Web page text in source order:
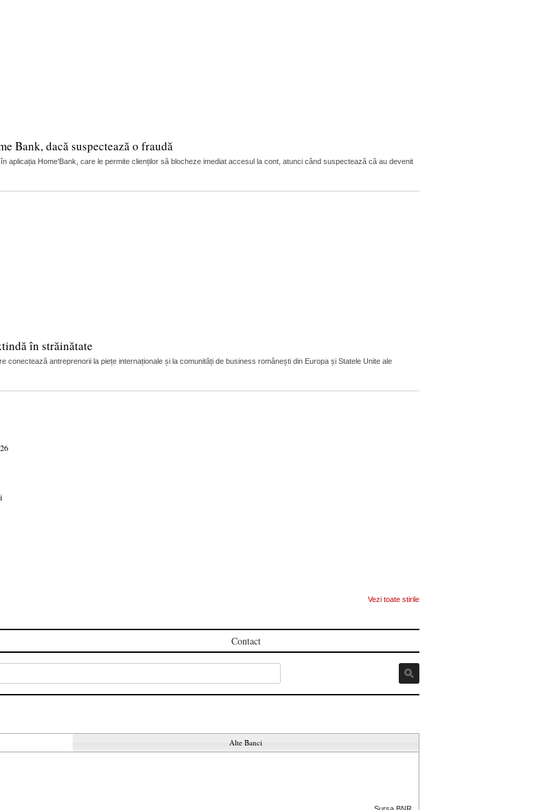
Bank, dacă suspectează o fraudă
aplicația Home'Bank, care le permite clienților să blocheze imediat accesul la cont, atunci când suspectează că au devenit
în străinătate
antreprenorii la piețe internaționale și la comunități de business românești din Europa și Statele Unite ale
Vezi toate stirile
Contact
Alte Banci